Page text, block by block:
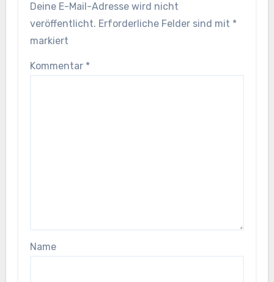
Deine E-Mail-Adresse wird nicht
veröffentlicht. Erforderliche Felder sind mit *
markiert
Kommentar *
Name